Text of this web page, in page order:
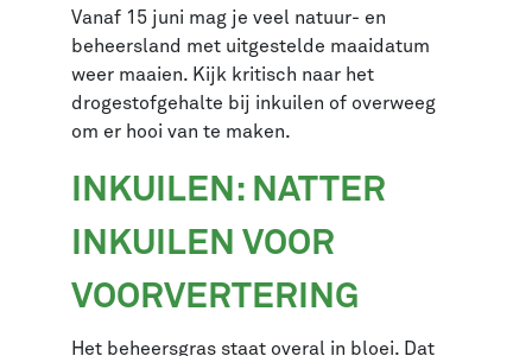
Vanaf 15 juni mag je veel natuur- en
beheersland met uitgestelde maaidatum
weer maaien. Kijk kritisch naar het
drogestofgehalte bij inkuilen of overweeg
om er hooi van te maken.
INKUILEN: NATTER
INKUILEN VOOR
VOORVERTERING
Het beheersgras staat overal in bloei. Dat